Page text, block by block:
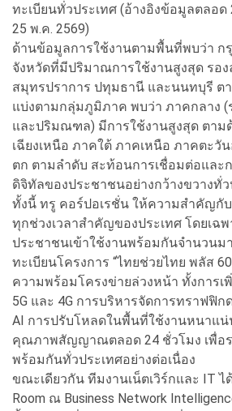
ทะเบียนทั่วประเทศ (อ้างอิงข้อมูลตลอ
25 พ.ค. 2569)
ด้านข้อมูลการใช้งานตามพื้นที่พบว่า ก
จังหวัดที่มีปริมาณการใช้งานสูงสุด รอ
สมุทรปราการ ปทุมธานี และนนทบุรี ต
แบ่งตามกลุ่มภูมิภาค พบว่า ภาคกลาง (
และปริมณฑล) มีการใช้งานสูงสุด ตาม
เฉียงเหนือ ภาคใต้ ภาคเหนือ ภาคตะวั
ตก ตามลำดับ สะท้อนการเชื่อมต่อและ
ดิจิทัลของประชาชนอย่างกว้างขวางทั่ว
ทั้งนี้ ทรู คอร์ปอเรชั่น ให้ความสำคัญกั
ทุกช่วงเวลาสำคัญของประเทศ โดยเฉ
ประชาชนเข้าใช้งานพร้อมกันจำนวนม
ทะเบียนโครงการ “ไทยช่วยไทย พลัส
ความพร้อมโครงข่ายล่วงหน้า ทั้งการเ
5G และ 4G การบริหารจัดการทราฟฟิ
AI การปรับโหลดในพื้นที่ใช้งานหนาแน่
คุณภาพสัญญาณตลอด 24 ชั่วโมง เพื่อร
พร้อมกันทั่วประเทศอย่างต่อเนื่อง
ขณะเดียวกัน ทีมงานเน็ตเวิร์กและ IT ไ
Room ณ Business Network